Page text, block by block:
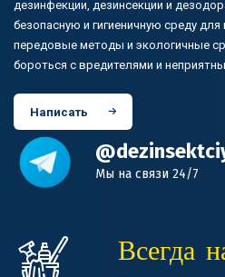
дезинфекции, дезинсекции и
безопасную и гигиеничную среду
передовые методы и экологичные
бороться с вредителями и
Написать
Мы на связи 24/7
Всегда